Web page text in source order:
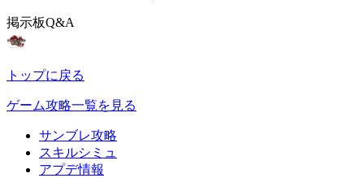
掲示板Q&A
トップに戻る
ゲーム攻略一覧を見る
サンブレ攻略
スキルシミュ
アプデ情報